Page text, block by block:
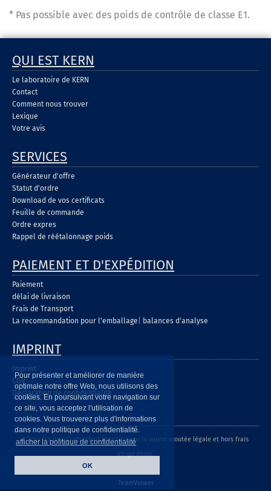
Pour présenter et améliorer de manière
optimale notre offre Web, nous utilisons des
cookies. En poursuivant votre navigation sur
ce site, vous acceptez l'utilisation de
cookies. Vous trouverez plus d'informations
dans notre politique de confidentialité.
afficher la politique de confidentialité
OK
* Pas possible avec des poids de contrôle de classe E1.
QUI EST KERN
Le laboratoire de KERN
Contact
Comment nous trouver
Lexique
Votre avis
SERVICES
Générateur d'offre
Statut d'ordre
Download de vos certificats
Feuille de commande
Ordre expres
Rappel de réétalonnage poids
PAIEMENT ET D'EXPÉDITION
Paiement
délai de livraison
Frais de Transport
La recommandation pour l'emballage
balances d'analyse
IMPRINT
Imprint
CGV
Déclaration de confidentialité
* Tous les prix s'entendent hors taxe sur la valeur ajoutée légale et hors frais
d'expédition.
TeamViewer